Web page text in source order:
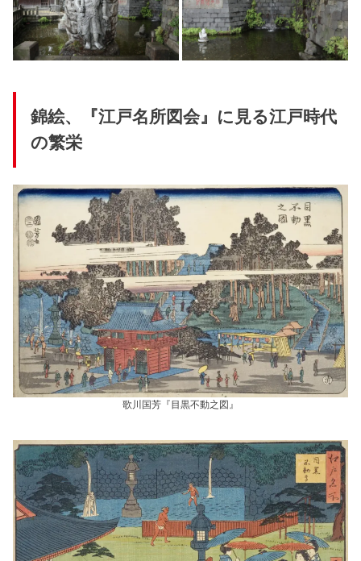
錦絵、『江戸名所図会』に見る江戸時代
の繁栄
歌川国芳『目黒不動之図』